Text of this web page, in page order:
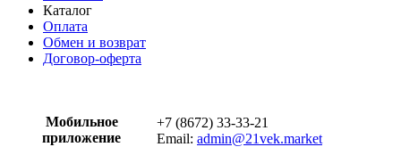
Каталог
Оплата
Обмен и возврат
Договор-оферта
Мобильное
приложение
+7 (8672) 33-33-21
Email: admin@21vek.market